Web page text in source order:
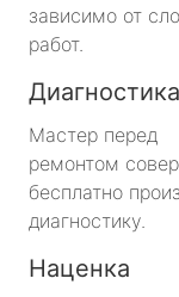
зависимо от
работ.
Диагностика
Мастер перед
ремонтом
бесплатно
диагностику.
Наценка